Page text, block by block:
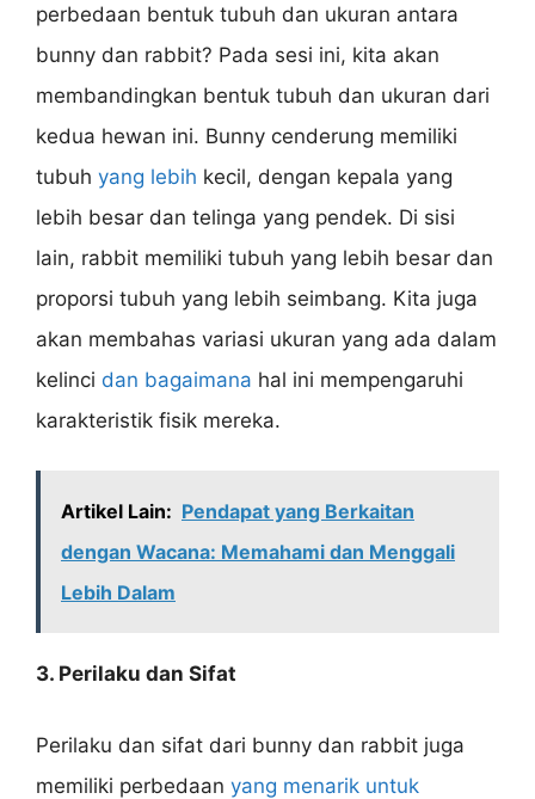
perbedaan bentuk tubuh dan ukuran antara
bunny dan rabbit? Pada sesi ini, kita akan
membandingkan bentuk tubuh dan ukuran dari
kedua hewan ini. Bunny cenderung memiliki
tubuh yang lebih kecil, dengan kepala yang
lebih besar dan telinga yang pendek. Di sisi
lain, rabbit memiliki tubuh yang lebih besar dan
proporsi tubuh yang lebih seimbang. Kita juga
akan membahas variasi ukuran yang ada dalam
kelinci dan bagaimana hal ini mempengaruhi
karakteristik fisik mereka.
Artikel Lain: Pendapat yang Berkaitan
dengan Wacana: Memahami dan Menggali
Lebih Dalam
3. Perilaku dan Sifat
Perilaku dan sifat dari bunny dan rabbit juga
memiliki perbedaan yang menarik untuk